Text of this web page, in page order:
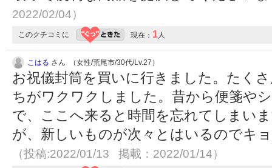
2022/02/04）
このクチコミに 現在： 1人
こはる さん （女性/荒尾市/30代/Lv.27）
お祝儀封筒を買いに行きました。たく
ちがワクワクしました。昔から便箋や
で、ここへ来ると時間を忘れてしまい
が、新しいものが次々とはいるのでキ
（投稿:2022/01/13 掲載：2022/01/14）